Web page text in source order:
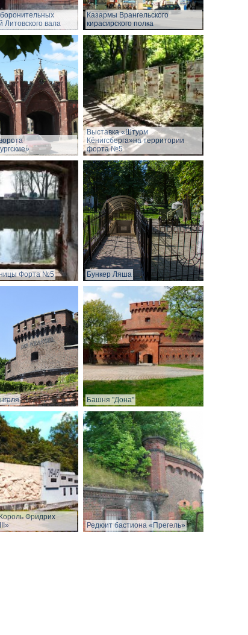
Литовского вала
Казармы Врангельского
кирасирского полка
Выставка «Штурм
Кёнигсберга»на территории
форта №5
Форта №5 Бункер Ляша
Башня "Дона"
Фридрих
Редюит бастиона «Прегель»